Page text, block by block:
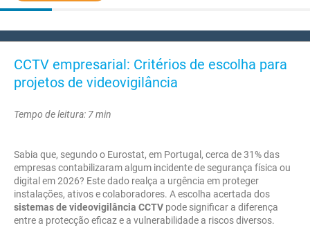
CCTV empresarial: Critérios de escolha para
projetos de videovigilância
Tempo de leitura: 7 min
Sabia que, segundo o Eurostat, em Portugal, cerca de 31% das
empresas contabilizaram algum incidente de segurança física ou
digital em 2026? Este dado realça a urgência em proteger
instalações, ativos e colaboradores. A escolha acertada dos
sistemas de videovigilância CCTV pode significar a diferença
entre a protecção eficaz e a vulnerabilidade a riscos diversos.